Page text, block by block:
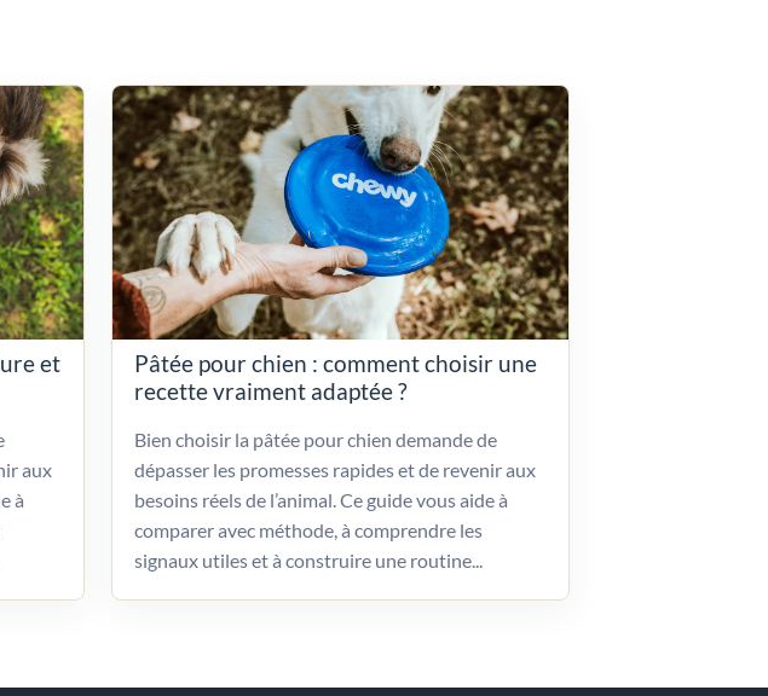
et
aux
à
Pâtée pour chien : comment choisir une
recette vraiment adaptée ?
Bien choisir la pâtée pour chien demande de
dépasser les promesses rapides et de revenir aux
besoins réels de l’animal. Ce guide vous aide à
comparer avec méthode, à comprendre les
signaux utiles et à construire une routine...